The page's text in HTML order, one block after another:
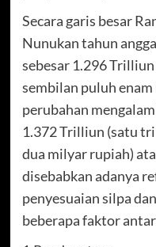
Secara garis besar
Nunukan tahun
sebesar 1.296
sembilan puluh
perubahan
1.372 Trilliun (satu
dua milyar rupiah)
disebabkan adanya
penyesuaian silpa
beberapa faktor